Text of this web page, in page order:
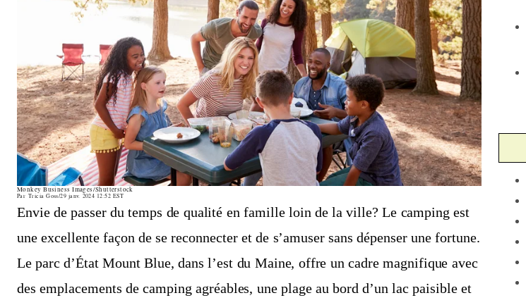
Monkey Business Images/Shutterstock
Par Tricia Goss/29 janv. 2024 12:52 EST
Envie de passer du temps de qualité en famille loin de la ville? Le camping est
une excellente façon de se reconnecter et de s’amuser sans dépenser une fortune.
Le parc d’État Mount Blue, dans l’est du Maine, offre un cadre magnifique avec
des emplacements de camping agréables, une plage au bord d’un lac paisible et